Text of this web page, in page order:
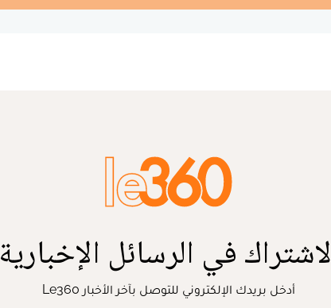
في الرسائل الإخبارية
أدخل بريدك الإلكتروني للتوصل بآخر الأخبار Le360